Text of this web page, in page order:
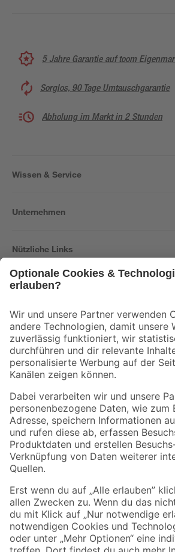
5 Jahre Garantie auf toom
Sorglos, 90 Tage Umtauschgarantie
Abholung im Markt in 2 Stunden
Wissen & Service
Unternehmen
Nützliche Links
Der toom Newsletter: Keine Angebote und Aktionen
Zur Newsletter Anmeldung
Folge uns
Zahlungsarten
Sicher einkaufen
Jetzt die toom-App herunterladen